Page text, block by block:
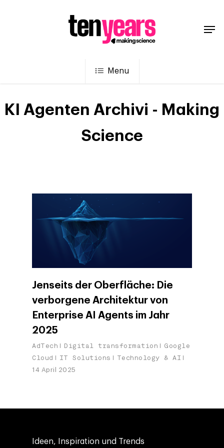
Menu
KI Agenten Archivi - Making
Science
Jenseits der Oberfläche: Die
verborgene Architektur von
Enterprise AI Agents im Jahr
2025
AdTech Digital transformation
Google
Cloud
IT Solutions Technology & AI
14 April 2025
Ideen, Inspiration und Trends